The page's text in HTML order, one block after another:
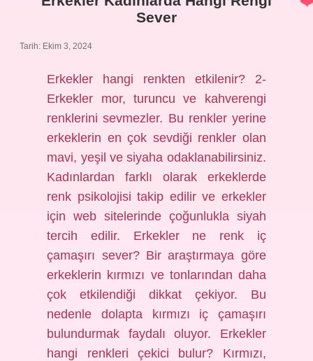
Sever
Tarih: Ekim 3, 2024
Erkekler hangi renkten etkilenir? 2-
Erkekler mor, turuncu ve kahverengi
renklerini sevmezler. Bu renkler yerine
erkeklerin en çok sevdiği renkler olan
mavi, yeşil ve siyaha odaklanabilirsiniz.
Kadınlardan farklı olarak erkeklerde
renk psikolojisi takip edilir ve erkekler
için web sitelerinde çoğunlukla siyah
tercih edilir. Erkekler ne renk iç
çamaşırı sever? Bir araştırmaya göre
erkeklerin kırmızı ve tonlarından daha
çok etkilendiği dikkat çekiyor. Bu
nedenle dolapta kırmızı iç çamaşırı
bulundurmak faydalı oluyor. Erkekler
hangi renkleri çekici bulur? Kırmızı,